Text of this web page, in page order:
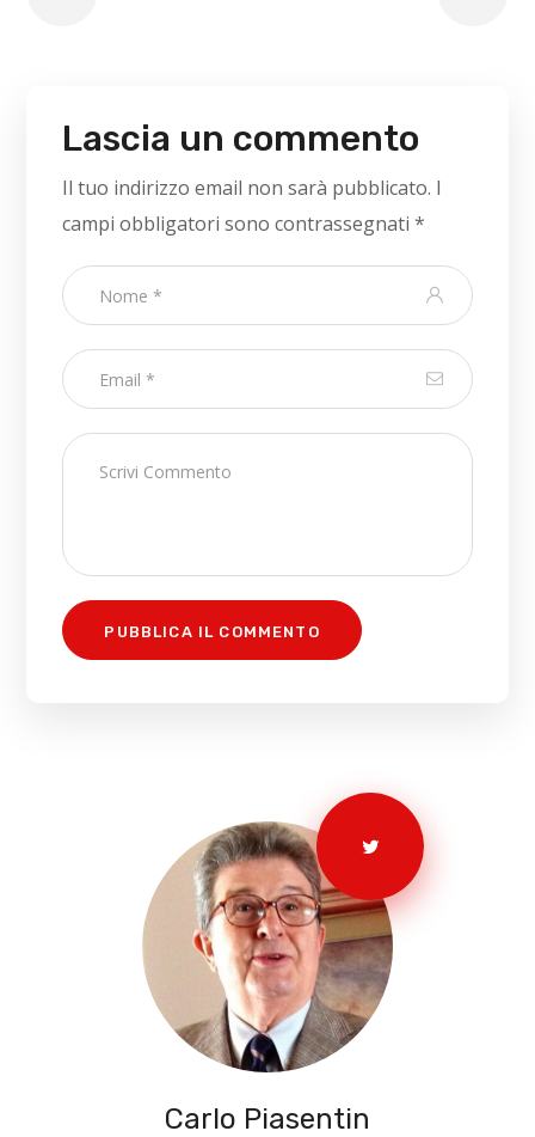
Lascia un commento
Il tuo indirizzo email non sarà pubblicato. I
campi obbligatori sono contrassegnati*
Carlo Piasentin